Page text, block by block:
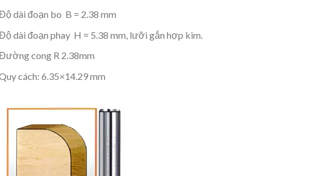
dài đoạn bo B = 2.38 mm
dài đoạn phay H = 5.38 mm, lưỡi gắn hợp kim.
cong R 2.38mm
cách: 6.35×14.29 mm